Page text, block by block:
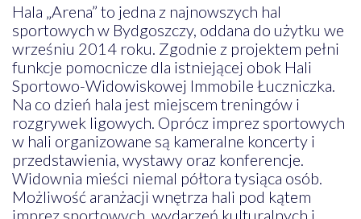
Hala „Arena” to jedna z najnowszych hal
sportowych w Bydgoszczy, oddana do użytku we
wrześniu 2014 roku. Zgodnie z projektem pełni
funkcje pomocnicze dla istniejącej obok Hali
Sportowo-Widowiskowej Immobile Łuczniczka.
Na co dzień hala jest miejscem treningów i
rozgrywek ligowych. Oprócz imprez sportowych
w hali organizowane są kameralne koncerty i
przedstawienia, wystawy oraz konferencje.
Widownia mieści niemal półtora tysiąca osób.
Możliwość aranżacji wnętrza hali pod kątem
imprez sportowych, wydarzeń kulturalnych i